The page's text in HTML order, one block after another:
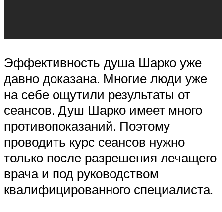
Эффективность душа Шарко уже
давно доказана. Многие люди уже
на себе ощутили результаты от
сеансов. Душ Шарко имеет много
противопоказаний. Поэтому
проводить курс сеансов нужно
только после разрешения лечащего
врача и под руководством
квалифицированного специалиста.